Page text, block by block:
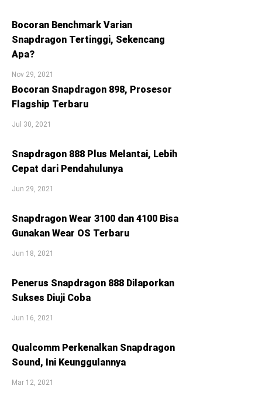
Bocoran Benchmark Varian
Snapdragon Tertinggi, Sekencang
Apa?
Nov 29, 2021
Bocoran Snapdragon 898, Prosesor
Flagship Terbaru
Jul 30, 2021
Snapdragon 888 Plus Melantai, Lebih
Cepat dari Pendahulunya
Jun 29, 2021
Snapdragon Wear 3100 dan 4100 Bisa
Gunakan Wear OS Terbaru
Jun 18, 2021
Penerus Snapdragon 888 Dilaporkan
Sukses Diuji Coba
Jun 16, 2021
Qualcomm Perkenalkan Snapdragon
Sound, Ini Keunggulannya
Mar 12, 2021